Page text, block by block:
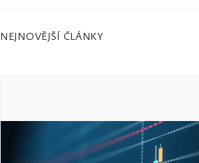
NEJNOVĚJŠÍ ČLÁNKY